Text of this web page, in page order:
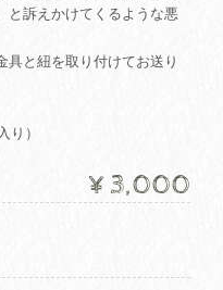
と訴えかけてくるような悪
具と紐を取り付けてお送り
り）
¥3,000